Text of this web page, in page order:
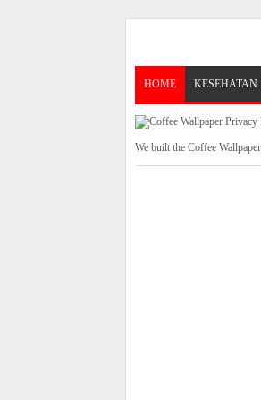
HOME KESEHATAN
We built the Coffee